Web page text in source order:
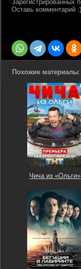
Похожие материалы:
Чича из «Ольги»